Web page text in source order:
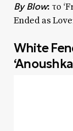
By Blow: το
Ended as
White